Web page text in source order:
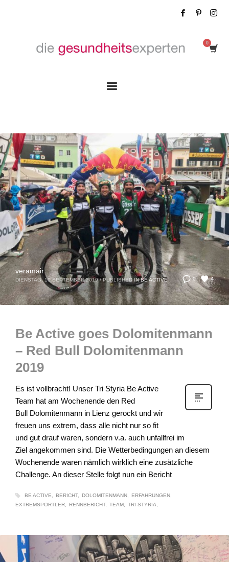
0 4
veramair
DIENSTAG, 10 SEPTEMBER 2019 / PUBLISHED IN BE ACTIVE
Be Active goes Dolomitenmann
– Red Bull Dolomitenmann
2019
Es ist vollbracht! Unser Tri Styria Be Active
Team hat am Wochenende den Red
Bull Dolomitenmann in Lienz gerockt und wir
freuen uns extrem, dass alle nicht nur so fit
und gut drauf waren, sondern v.a. auch unfallfrei im
Ziel angekommen sind. Die Wetterbedingungen an diesem
Wochenende waren nämlich wirklich eine zusätzliche
Challenge. An dieser Stelle folgt nun ein Bericht
BE ACTIVE BERICHT DOLOMITENMANN
ERFAHRUNGEN
EXTREMSPORTLER
RENNBERICHT TEAM TRI STYRIA